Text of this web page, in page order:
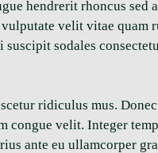
hendrerit rhoncus sed
velit vitae quam
sodales
ridiculus mus.
congue velit. Integer
ante eu ullamcorper